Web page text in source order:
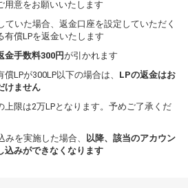
用意をお願いいたします
ていた場合、返金口座を設定していただく
有償LPを返金いたします
金手数料300円が引かれます
償LPが300LP以下の場合は、 LPの返金はお
けません
上限は2万LPとなります。予めご了承くだ
みを実施した場合、
以降、該当のアカウン
込みができなくなります